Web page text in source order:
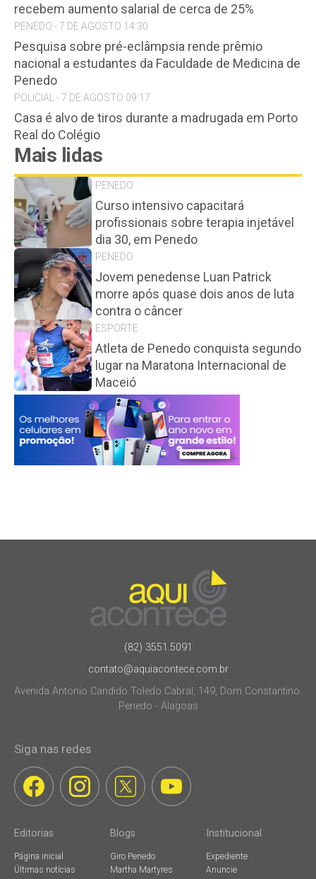
recebem aumento salarial de cerca de 25%
PENEDO - 7 DE AGOSTO 14:30
Pesquisa sobre pré-eclâmpsia rende prêmio
nacional a estudantes da Faculdade de Medicina de
Penedo
POLICIAL - 7 DE AGOSTO 09:17
Casa é alvo de tiros durante a madrugada em Porto
Real do Colégio
Mais lidas
PENEDO
Curso intensivo capacitará
profissionais sobre terapia injetável
dia 30, em Penedo
PENEDO
Jovem penedense Luan Patrick
morre após quase dois anos de luta
contra o câncer
ESPORTE
Atleta de Penedo conquista segundo
lugar na Maratona Internacional de
Maceió
(82) 3551.5091
contato@aquiacontece.com.br
Avenida Antonio Candido Toledo Cabral, 149, Dom Constantino.
Penedo - Alagoas
Siga nas redes
Editorias
Página inicial
Últimas notícias
Blogs
Giro Penedo
Martha Martyres
Institucional
Expediente
Anuncie